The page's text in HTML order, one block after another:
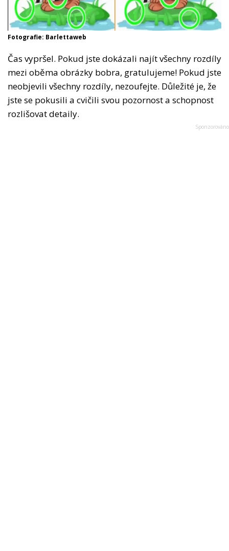
Fotografie: Barlettaweb
Čas vypršel. Pokud jste dokázali najít všechny rozdíly
mezi oběma obrázky bobra, gratulujeme! Pokud jste
neobjevili všechny rozdíly, nezoufejte. Důležité je, že
jste se pokusili a cvičili svou pozornost a schopnost
rozlišovat detaily.